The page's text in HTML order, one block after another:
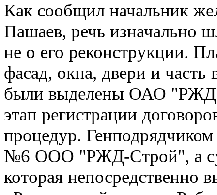
Как сообщил начальник
Пашаев, речь изначально
не о его реконструкции.
фасад, окна, двери и
были выделены ОАО "РЖД"
этап регистрации
процедур.
№6 ООО "РЖД-Строй", а
которая непосредственно